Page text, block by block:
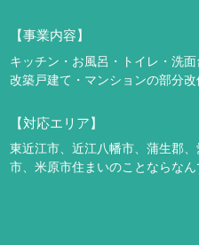
【事業内容】
キッチン・お風呂・トイレ・洗
改築戸建て・マンションの部分
【対応エリア】
東近江市、近江八幡市、蒲生郡
市、米原市住まいのことならなん